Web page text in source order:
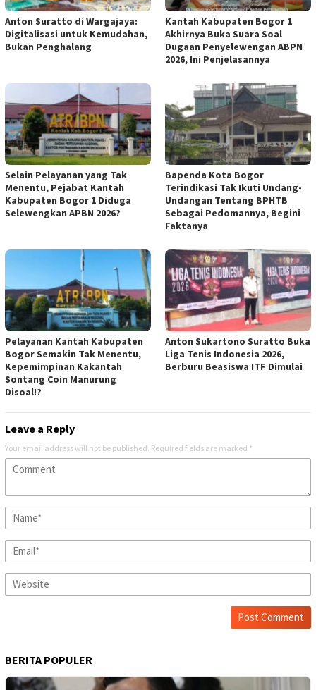
Anton Suratto di Wargajaya:
Digitalisasi untuk Kemudahan,
Bukan Penghalang
Kantah Kabupaten Bogor 1
Akhirnya Buka Suara Soal
Dugaan Penyelewengan ABPN
2026, Ini Penjelasannya
Selain Pelayanan yang Tak
Menentu, Pejabat Kantah
Kabupaten Bogor 1 Diduga
Selewengkan APBN 2026?
Bapenda Kota Bogor
Terindikasi Tak Ikuti Undang-
Undangan Tentang BPHTB
Sebagai Pedomannya, Begini
Faktanya
Pelayanan Kantah Kabupaten
Bogor Semakin Tak Menentu,
Kepemimpinan Kakantah
Sontang Coin Manurung
Disoal!?
Anton Sukartono Suratto Buka
Liga Tenis Indonesia 2026,
Berburu Beasiswa ITF Dimulai
Leave a Reply
Your email address will not be published. Required fields are marked *
BERITA POPULER